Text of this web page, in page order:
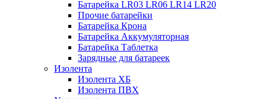
Батарейка LR03 LR06 LR14 LR20
Прочие батарейки
Батарейка Крона
Батарейка Аккумуляторная
Батарейка Таблетка
Зарядные для батареек
Изолента
Изолента ХБ
Изолента ПВХ